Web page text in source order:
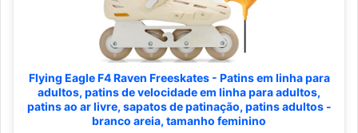
Flying Eagle F4 Raven Freeskates - Patins em linha para
adultos, patins de velocidade em linha para adultos,
patins ao ar livre, sapatos de patinação, patins adultos -
branco areia, tamanho feminino